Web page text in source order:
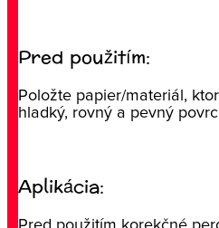
Pred použitím:
Položte papier/materiál,
hladký, rovný a pevný
Aplikácia: